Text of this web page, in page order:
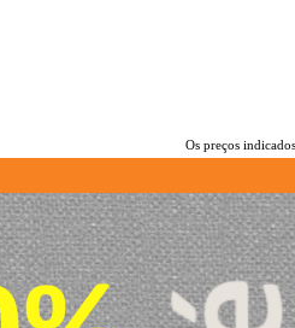
Os preços